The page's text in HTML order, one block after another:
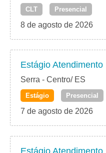
CLT Presencial
8 de agosto de 2026
Estágio Atendimento
Serra - Centro/ ES
Estágio Presencial
7 de agosto de 2026